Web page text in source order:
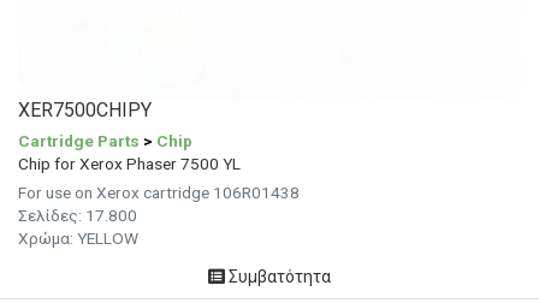
XER7500CHIPY
Cartridge Parts > Chip
Chip for Xerox Phaser 7500 YL
For use on Xerox cartridge 106R01438
Σελίδες: 17.800
Χρώμα: YELLOW
Συμβατότητα